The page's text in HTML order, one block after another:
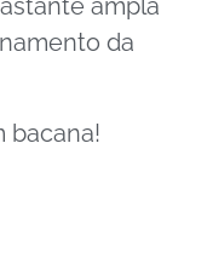
ampla
da
bacana!